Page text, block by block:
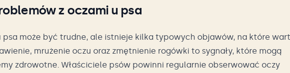
z oczami u psa
psa może być trudne, ale istnieje kilka typowych objawów, na które
mrużenie oczu oraz zmętnienie rogówki to sygnały, które mogą
zdrowotne. Właściciele psów powinni regularnie obserwować oczy